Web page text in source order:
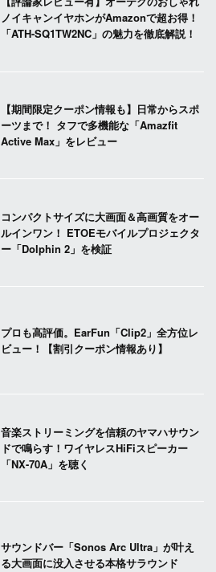
ノイキャンイヤホンがAmazonで超お得！
「ATH-SQ1TW2NC」の魅力を徹底解説！
【期間限定クーポン情報も】日常からスポ
ーツまで！ タフで多機能な「Amazfit
Active Max」をレビュー
コンパクトサイズに大画面＆高画質をオー
ルインワン！ ETOEモバイルプロジェクタ
ー「Dolphin 2」を検証
プロも高評価。EarFun「Clip2」全方位レ
ビュー！【割引クーポン情報あり】
音楽ストリーミングを信頼のヤマハサウン
ドで鳴らす！ワイヤレスHiFiスピーカー
「NX-70A」を聴く
サウンドバー「Sonos Arc Ultra」が叶え
る大画面に没入させる本格サラウンド